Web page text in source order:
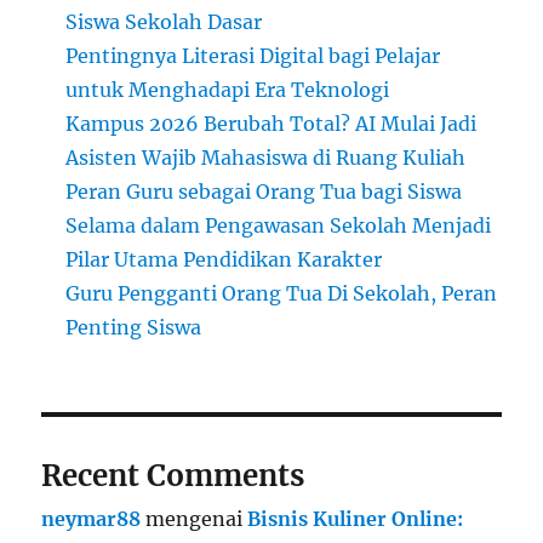
Siswa Sekolah Dasar
Pentingnya Literasi Digital bagi Pelajar
untuk Menghadapi Era Teknologi
Kampus 2026 Berubah Total? AI Mulai Jadi
Asisten Wajib Mahasiswa di Ruang Kuliah
Peran Guru sebagai Orang Tua bagi Siswa
Selama dalam Pengawasan Sekolah Menjadi
Pilar Utama Pendidikan Karakter
Guru Pengganti Orang Tua Di Sekolah, Peran
Penting Siswa
Recent Comments
neymar88 mengenaiBisnis Kuliner Online: